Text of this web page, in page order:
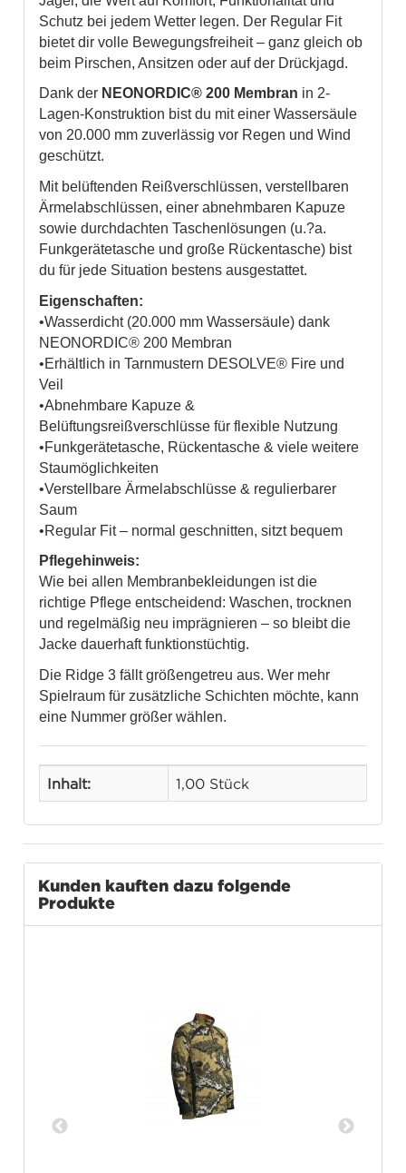
Schutz bei jedem Wetter legen. Der Regular Fit
bietet dir volle Bewegungsfreiheit – ganz gleich ob
beim Pirschen, Ansitzen oder auf der Drückjagd.
Dank der NEONORDIC® 200 Membran in 2-
Lagen-Konstruktion bist du mit einer Wassersäule
von 20.000 mm zuverlässig vor Regen und Wind
geschützt.
Mit belüftenden Reißverschlüssen, verstellbaren
Ärmelabschlüssen, einer abnehmbaren Kapuze
sowie durchdachten Taschenlösungen (u.?a.
Funkgerätetasche und große Rückentasche) bist
du für jede Situation bestens ausgestattet.
Eigenschaften:
•Wasserdicht (20.000 mm Wassersäule) dank
NEONORDIC® 200 Membran
•Erhältlich in Tarnmustern DESOLVE® Fire und
Veil
•Abnehmbare Kapuze &
Belüftungsreißverschlüsse für flexible Nutzung
•Funkgerätetasche, Rückentasche & viele weitere
Staumöglichkeiten
•Verstellbare Ärmelabschlüsse & regulierbarer
Saum
•Regular Fit – normal geschnitten, sitzt bequem
Pflegehinweis:
Wie bei allen Membranbekleidungen ist die
richtige Pflege entscheidend: Waschen, trocknen
und regelmäßig neu imprägnieren – so bleibt die
Jacke dauerhaft funktionstüchtig.
Die Ridge 3 fällt größengetreu aus. Wer mehr
Spielraum für zusätzliche Schichten möchte, kann
eine Nummer größer wählen.
Inhalt: 1,00 Stück
Kunden kauften dazu folgende
Produkte